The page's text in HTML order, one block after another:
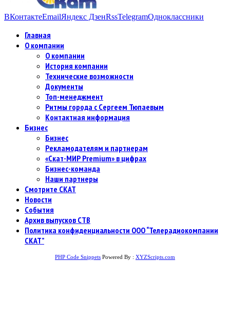
ВКонтактеEmailЯндекс ДзенRssTelegramОдноклассники
Главная
О компании
О компании
История компании
Технические возможности
Документы
Топ-менеджмент
Ритмы города с Сергеем Тюпаевым
Контактная информация
Бизнес
Бизнес
Рекламодателям и партнерам
«Скат-МИР Premium» в цифрах
Бизнес-команда
Наши партнеры
Смотрите СКАТ
Новости
События
Архив выпусков СТВ
Политика конфиденциальности ООО “Телерадиокомпании
СКАТ”
PHP Code Snippets Powered By : XYZScripts.com